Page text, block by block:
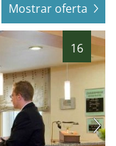
Mostrar oferta
16